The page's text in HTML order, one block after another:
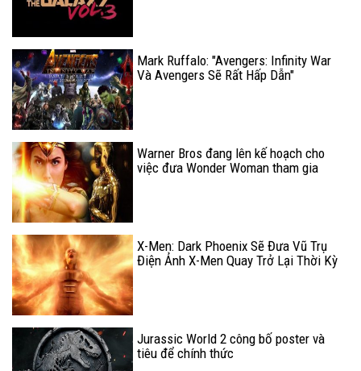
Mark Ruffalo: "Avengers: Infinity War
Và Avengers Sẽ Rất Hấp Dẫn"
Warner Bros đang lên kế hoạch cho
việc đưa Wonder Woman tham gia
X-Men: Dark Phoenix Sẽ Đưa Vũ Trụ
Điện Ảnh X-Men Quay Trở Lại Thời Kỳ
Jurassic World 2 công bố poster và
tiêu để chính thức